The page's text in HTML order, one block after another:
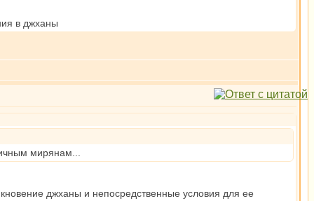
в джханы
мирянам...
джханы и непосредственные условия для ее